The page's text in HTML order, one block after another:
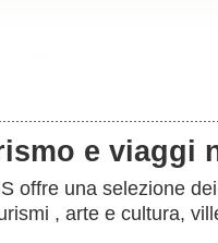
e viaggi
offre una selezione
, arte e cultura,